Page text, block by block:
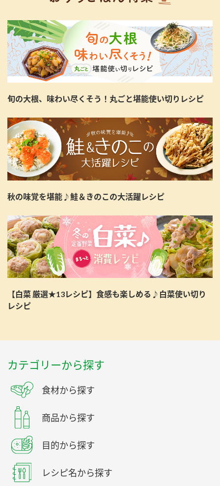
旬の大根、味わい尽くそう！丸ごと堪能使い切りレシピ
秋の味覚を堪能♪鮭＆きのこの大活躍レシピ
【白菜 厳選★13レシピ】食感も楽しめる♪白菜使い切り
レシピ
カテゴリーから探す
食材から探す
商品から探す
目的から探す
レシピ名から探す